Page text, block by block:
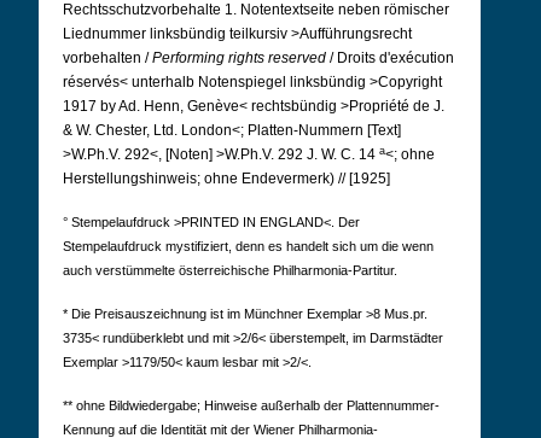
Rechtsschutzvorbehalte 1. Notentextseite neben römischer
Liednummer linksbündig teilkursiv >Aufführungsrecht
vorbehalten /Performing rights reserved / Droits d'exécution
réservés< unterhalb Notenspiegel linksbündig >Copyright
1917 by Ad. Henn, Genève< rechtsbündig >Propriété de J.
& W. Chester, Ltd. London<; Platten-Nummern [Text]
>W.Ph.V. 292<, [Noten] >W.Ph.V. 292 J. W. C. 14 a<; ohne
Herstellungshinweis; ohne Endevermerk) // [1925]
° Stempelaufdruck >PRINTED IN ENGLAND<. Der
Stempelaufdruck mystifiziert, denn es handelt sich um die wenn
auch verstümmelte österreichische Philharmonia-Partitur.
* Die Preisauszeichnung ist im Münchner Exemplar >8 Mus.pr.
3735< rundüberklebt und mit >2/6< überstempelt, im Darmstädter
Exemplar >1179/50< kaum lesbar mit >2/<.
** ohne Bildwiedergabe; Hinweise außerhalb der Plattennummer-
Kennung auf die Identität mit der Wiener Philharmonia-